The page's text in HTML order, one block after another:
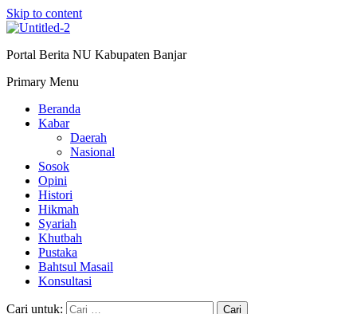
Skip to content
Portal Berita NU Kabupaten Banjar
Primary Menu
Beranda
Kabar
Daerah
Nasional
Sosok
Opini
Histori
Hikmah
Syariah
Khutbah
Pustaka
Bahtsul Masail
Konsultasi
Cari untuk: